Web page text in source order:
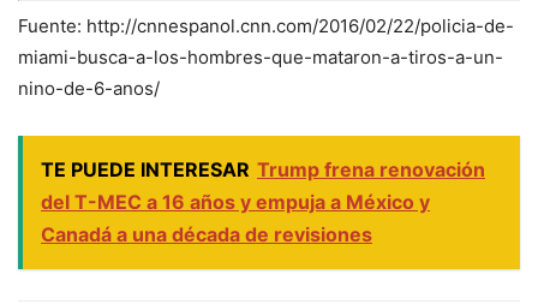
Fuente: http://cnnespanol.cnn.com/2016/02/22/policia-de-
miami-busca-a-los-hombres-que-mataron-a-tiros-a-un-
nino-de-6-anos/
TE PUEDE INTERESAR Trump frena renovación
del T-MEC a 16 años y empuja a México y
Canadá a una década de revisiones